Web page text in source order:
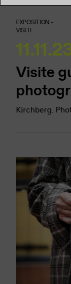
EXPOSITION -
VISITE
Visite
Kirchberg.